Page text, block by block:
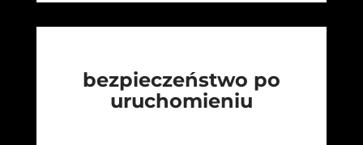
bezpieczeństwo po
uruchomieniu